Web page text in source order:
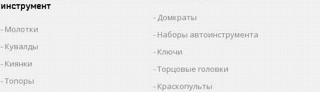
инструмент
Молотки
Кувалды
Киянки
Топоры
Домкраты
Наборы автоинструмента
Ключи
Торцовые головки
Краскопульты